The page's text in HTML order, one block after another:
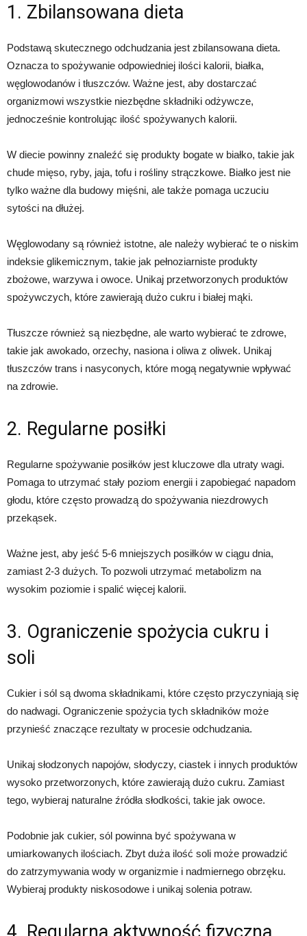
1. Zbilansowana dieta
Podstawą skutecznego odchudzania jest zbilansowana dieta.
Oznacza to spożywanie odpowiedniej ilości kalorii, białka,
węglowodanów i tłuszczów. Ważne jest, aby dostarczać
organizmowi wszystkie niezbędne składniki odżywcze,
jednocześnie kontrolując ilość spożywanych kalorii.
W diecie powinny znaleźć się produkty bogate w białko, takie jak
chude mięso, ryby, jaja, tofu i rośliny strączkowe. Białko jest nie
tylko ważne dla budowy mięśni, ale także pomaga uczuciu
sytości na dłużej.
Węglowodany są również istotne, ale należy wybierać te o niskim
indeksie glikemicznym, takie jak pełnoziarniste produkty
zbożowe, warzywa i owoce. Unikaj przetworzonych produktów
spożywczych, które zawierają dużo cukru i białej mąki.
Tłuszcze również są niezbędne, ale warto wybierać te zdrowe,
takie jak awokado, orzechy, nasiona i oliwa z oliwek. Unikaj
tłuszczów trans i nasyconych, które mogą negatywnie wpływać
na zdrowie.
2. Regularne posiłki
Regularne spożywanie posiłków jest kluczowe dla utraty wagi.
Pomaga to utrzymać stały poziom energii i zapobiegać napadom
głodu, które często prowadzą do spożywania niezdrowych
przekąsek.
Ważne jest, aby jeść 5-6 mniejszych posiłków w ciągu dnia,
zamiast 2-3 dużych. To pozwoli utrzymać metabolizm na
wysokim poziomie i spalić więcej kalorii.
3. Ograniczenie spożycia cukru i
soli
Cukier i sól są dwoma składnikami, które często przyczyniają się
do nadwagi. Ograniczenie spożycia tych składników może
przynieść znaczące rezultaty w procesie odchudzania.
Unikaj słodzonych napojów, słodyczy, ciastek i innych produktów
wysoko przetworzonych, które zawierają dużo cukru. Zamiast
tego, wybieraj naturalne źródła słodkości, takie jak owoce.
Podobnie jak cukier, sól powinna być spożywana w
umiarkowanych ilościach. Zbyt duża ilość soli może prowadzić
do zatrzymywania wody w organizmie i nadmiernego obrzęku.
Wybieraj produkty niskosodowe i unikaj solenia potraw.